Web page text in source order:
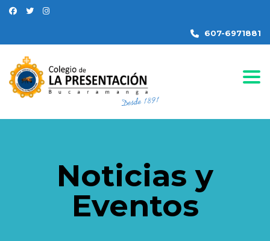
607-6971881
Noticias y
Eventos